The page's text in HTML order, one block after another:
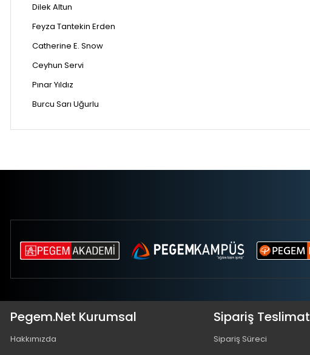
Dilek Altun
Feyza Tantekin Erden
Catherine E. Snow
Ceyhun Servi
Pınar Yıldız
Burcu Sarı Uğurlu
Pegem.Net Kurumsal
Hakkımızda
Sipariş Teslimat
Sipariş Süreci